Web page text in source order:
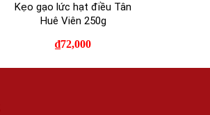
Kẹo gạo lức hạt điều Tân
Huê Viên 250g
₫72,000